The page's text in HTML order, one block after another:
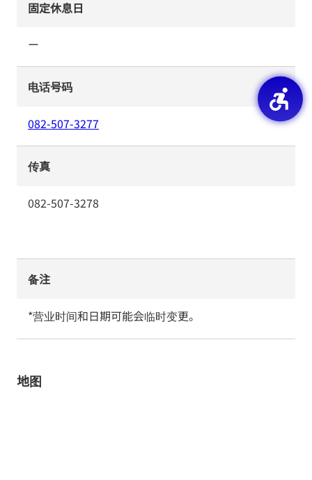
固定休息日
ー
电话号码
082-507-3277
传真
082-507-3278
备注
*营业时间和日期可能会临时变更。
地图